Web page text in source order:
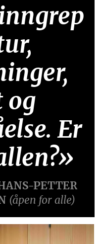
og
Er
PETTER
(åpen for alle)